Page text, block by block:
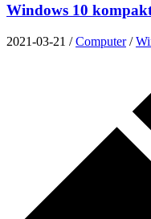
Windows 10
2021-03-21 /Computer/